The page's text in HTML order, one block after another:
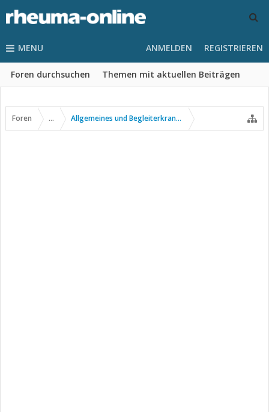
MENU
Foren durchsuchen Themen mit aktuellen Beiträgen
ANMELDEN REGISTRIEREN
Foren ... Allgemeines und Begleiterkrankungen